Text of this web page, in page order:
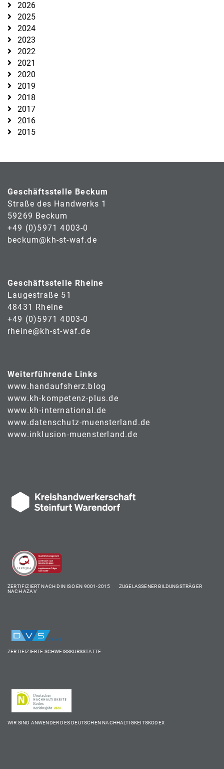
2026
2025
2024
2023
2022
2021
2020
2019
2018
2017
2016
2015
Geschäftsstelle Beckum
Straße des Handwerks 1
59269 Beckum
+49 (0)5971 4003-0
beckum@kh-st-waf.de
Geschäftsstelle Rheine
Laugestraße 51
48431 Rheine
+49 (0)5971 4003-0
rheine@kh-st-waf.de
Weiterführende Links
www.handaufsherz.blog
www.kh-kompetenz-plus.de
www.kh-international.de
www.datenschutz-muensterland.de
www.inklusion-muensterland.de
ZERTIFIZIERT NACH DIN ISO EN 9001-2015 ZUGELASSENER BILDUNGSTRÄGER
NACH AZAV
ZERTIFIZIERTE SCHWEISSKURSSTÄTTE
WIR SIND ANWENDER DES DEUTSCHEN NACHHALTIGKEITSKODEX